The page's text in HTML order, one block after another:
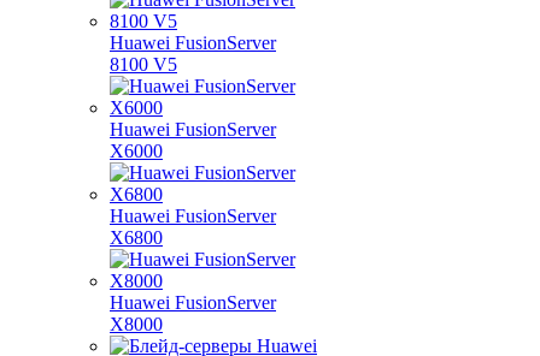
Huawei FusionServer
8100 V5
Huawei FusionServer
X6000
Huawei FusionServer
X6800
Huawei FusionServer
X8000